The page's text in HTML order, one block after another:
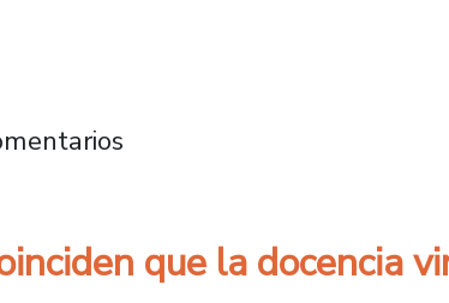
de la variante Ómicron en Chile
que la docencia